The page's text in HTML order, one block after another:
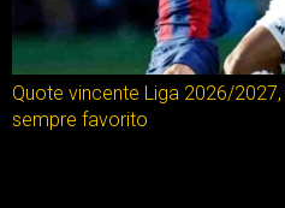
Quote vincente Liga 2026/
sempre favorito